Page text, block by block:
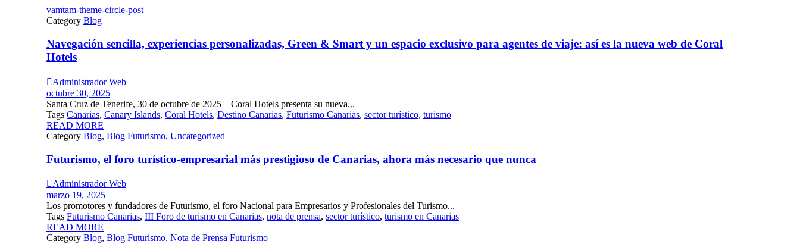
vamtam-theme-circle-post
Category Blog
Navegación sencilla, experiencias personalizadas, Green & Smart y un espacio exclusivo para agentes de viaje: así es la nueva web de Coral
Hotels
Administrador Web
octubre 30, 2025
Santa Cruz de Tenerife, 30 de octubre de 2025 – Coral Hotels presenta su nueva...
Tags Canarias, Canary Islands, Coral Hotels, Destino Canarias, Futurismo Canarias, sector turístico, turismo
READ MORE
Category Blog, Blog Futurismo, Uncategorized
Futurismo, el foro turístico-empresarial más prestigioso de Canarias, ahora más necesario que nunca
Administrador Web
marzo 19, 2025
Los promotores y fundadores de Futurismo, el foro Nacional para Empresarios y Profesionales del Turismo...
Tags Futurismo Canarias, III Foro de turismo en Canarias, nota de prensa, sector turístico, turismo en Canarias
READ MORE
Category Blog, Blog Futurismo, Nota de Prensa Futurismo